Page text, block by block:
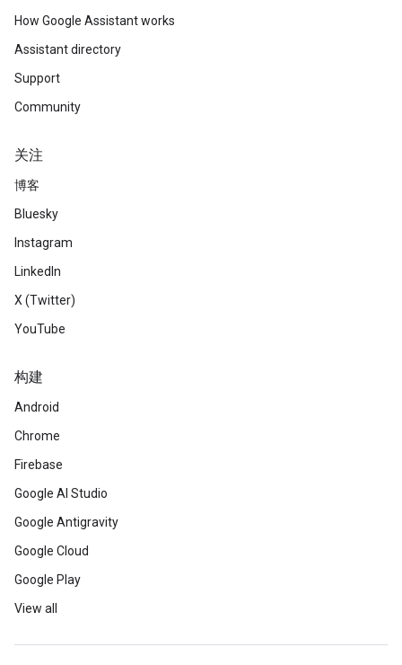
How Google Assistant works
Assistant directory
Support
Community
关注
博客
Bluesky
Instagram
LinkedIn
X (Twitter)
YouTube
构建
Android
Chrome
Firebase
Google AI Studio
Google Antigravity
Google Cloud
Google Play
View all